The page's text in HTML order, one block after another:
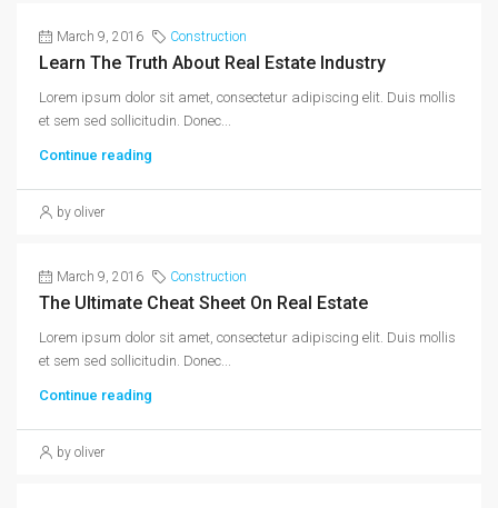
March 9, 2016 Construction
Learn The Truth About Real Estate Industry
Lorem ipsum dolor sit amet, consectetur adipiscing elit. Duis mollis
et sem sed sollicitudin. Donec...
Continue reading
by oliver
March 9, 2016 Construction
The Ultimate Cheat Sheet On Real Estate
Lorem ipsum dolor sit amet, consectetur adipiscing elit. Duis mollis
et sem sed sollicitudin. Donec...
Continue reading
by oliver